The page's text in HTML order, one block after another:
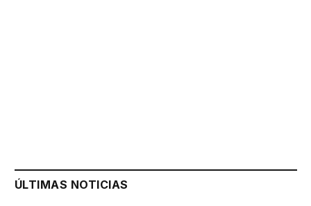
ÚLTIMAS NOTICIAS